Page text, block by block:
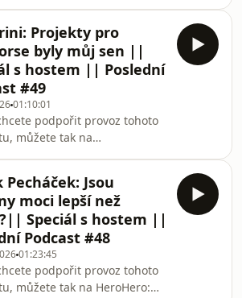
Con vzniknul a dozvíte
s Miko
epizody navíc pouze pro
Dnešní cestopisný díl
Pána Prstenů. Bětka
která místa byste neměli
všechno tam můžete zažít
z vás na Zélandu stane
ptáků. Mikoláš zapláče, když
průbě
Projekty pro
byly můj sen ||
s hostem || Poslední
#49
01:10:01
podpořit provoz tohoto
můžete tak na
epizody navíc pouze pro
nás čeká poslední
rozhovorů. Hostem je
Nikolai Lazarev alias
který dlouhá léta točil,
vlastně se obrovskou mírou
tom, že jste mohli koukat v
Pecháček: Jsou
moci lepší než
Speciál s hostem ||
Podcast #48
01:23:45
podpořit provoz tohoto
můžete tak na HeroHero: